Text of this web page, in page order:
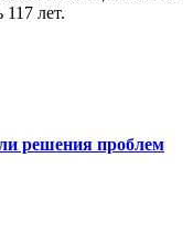
лет.
решения проблем